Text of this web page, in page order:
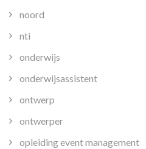
noord
nti
onderwijs
onderwijsassistent
ontwerp
ontwerper
opleiding event management